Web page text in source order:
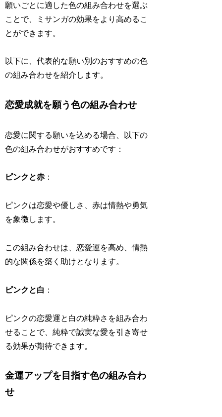
願いごとに適した色の組み合わせを選ぶ
ことで、ミサンガの効果をより高めるこ
とができます。
以下に、代表的な願い別のおすすめの色
の組み合わせを紹介します。
恋愛成就を願う色の組み合わせ
恋愛に関する願いを込める場合、以下の
色の組み合わせがおすすめです：
ピンクと赤 ：
ピンクは恋愛や優しさ、赤は情熱や勇気
を象徴します。
この組み合わせは、恋愛運を高め、情熱
的な関係を築く助けとなります。
ピンクと白 ：
ピンクの恋愛運と白の純粋さを組み合わ
せることで、純粋で誠実な愛を引き寄せ
る効果が期待できます。
金運アップを目指す色の組み合わ
せ